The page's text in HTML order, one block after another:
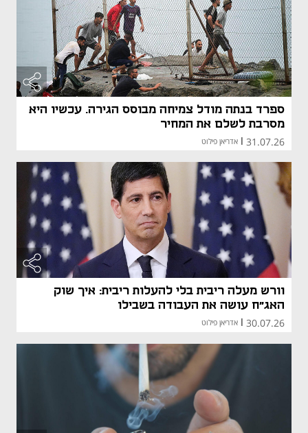
ספרד בנתה מודל צמיחה מבוסס הגירה. עכשיו היא
מסרבת לשלם את המחיר
31.07.26
| אדריאן פילוט
וורש מעלה ריבית בלי להעלות ריבית: איך שוק
האג"ח עושה את העבודה בשבילו
30.07.26 אדריאן פילוט